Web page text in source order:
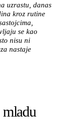
uzrastu, danas
kroz rutine
se kao
nisu ni
nastaje